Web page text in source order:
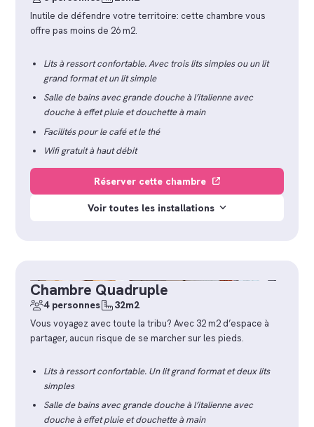
Inutile de défendre votre territoire: cette chambre vous
offre pas moins de 26 m2.
Lits à ressort confortable. Avec trois lits simples ou un lit
grand format et un lit simple
Salle de bains avec grande douche à l’italienne avec
douche à effet pluie et douchette à main
Facilités pour le café et le thé
Wifi gratuit à haut débit
Voir toutes les installations
Réserver cette chambre
Chambre Quadruple
4 personnes 32m2
Vous voyagez avec toute la tribu? Avec 32 m2 d’espace à
partager, aucun risque de se marcher sur les pieds.
Lits à ressort confortable. Un lit grand format et deux lits
simples
Salle de bains avec grande douche à l’italienne avec
douche à effet pluie et douchette à main